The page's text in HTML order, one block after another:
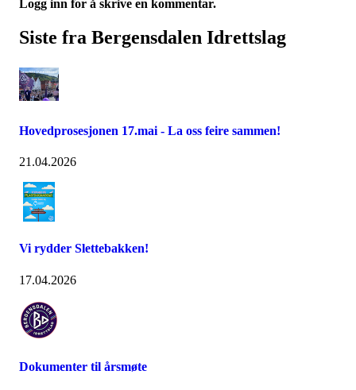
Logg inn for å skrive en kommentar.
Siste fra Bergensdalen Idrettslag
Hovedprosesjonen 17.mai - La oss feire sammen!
21.04.2026
Vi rydder Slettebakken!
17.04.2026
Dokumenter til årsmøte